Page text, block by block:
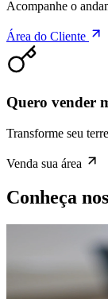
Acompanhe o
Área do Cliente
Quero vender
Transforme seu
Venda sua área
Conheça